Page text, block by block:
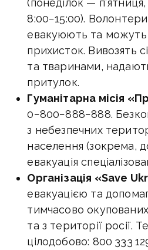
(понеділок — п’ятниця,
8:00−15:00).
евакуюють та можуть
прихисток. Вивозять
та тваринами,
притулок.
Гуманітарна місія
0−800−888−888.
з небезпечних
населення (зокрема,
евакуація
Організація «Save
евакуацією та
тимчасово
та з території росії.
цілодобово: 800 333